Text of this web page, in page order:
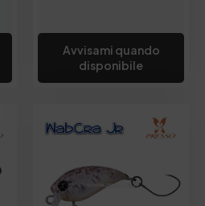
Avvisami quando
disponibile